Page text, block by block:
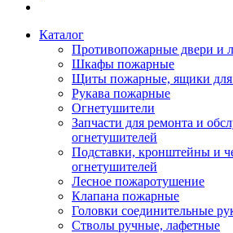
Каталог
Противопожарные двери и
Шкафы пожарные
Щиты пожарные, ящики для
Рукава пожарные
Огнетушители
Запчасти для ремонта и
огнетушителей
Подставки, кронштейны и
огнетушителей
Лесное пожаротушение
Клапана пожарные
Головки соединительные
Стволы ручные, лафетные